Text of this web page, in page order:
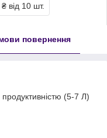
₴ від 10 шт.
повернення
(5-7 Л)